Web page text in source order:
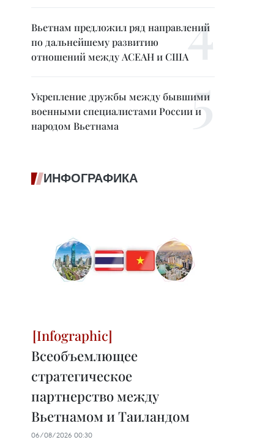
Вьетнам предложил ряд направлений
по дальнейшему развитию
отношений между АСЕАН и США
Укрепление дружбы между бывшими
военными специалистами России и
народом Вьетнама
ИНФОГРАФИКА
Всеобъемлющее
стратегическое
партнерство между
Вьетнамом и Таиландом
06/08/2026 00:30